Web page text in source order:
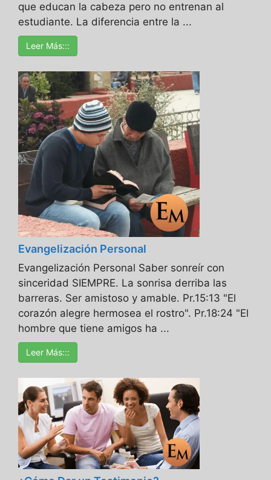
que educan la cabeza pero no entrenan al
estudiante. La diferencia entre la ...
Leer Más:::
Evangelización Personal
Evangelización Personal Saber sonreír con
sinceridad SIEMPRE. La sonrisa derriba las
barreras. Ser amistoso y amable. Pr.15:13 "El
corazón alegre hermosea el rostro". Pr.18:24 "El
hombre que tiene amigos ha ...
Leer Más:::